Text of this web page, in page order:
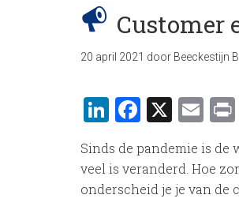
Customer
20 april 2021 door Beeckestijn
LinkedIn
Facebook
X
Sinds de pandemie is de
veel is veranderd. Hoe
onderscheid je je van de